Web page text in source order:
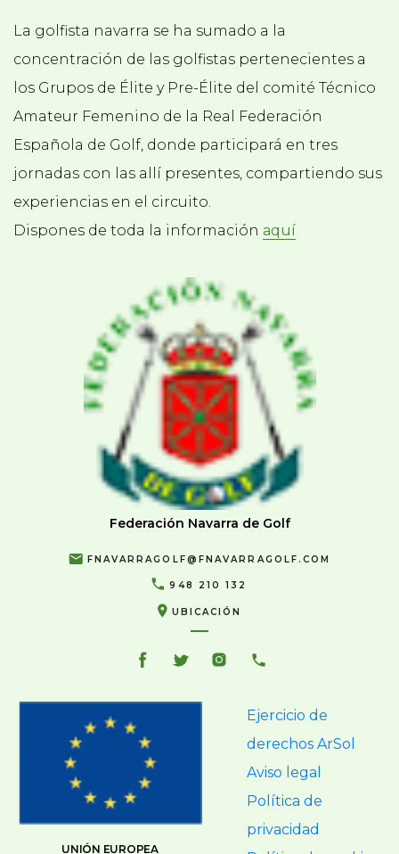
La golfista navarra se ha sumado a la
concentración de las golfistas pertenecientes a
los Grupos de Élite y Pre-Élite del comité Técnico
Amateur Femenino de la Real Federación
Española de Golf, donde participará en tres
jornadas con las allí presentes, compartiendo sus
experiencias en el circuito.
Dispones de toda la información aquí
Federación Navarra de Golf
FNAVARRAGOLF@FNAVARRAGOLF.COM
948 210 132
UBICACIÓN
UNIÓN EUROPEA
Ejercicio de
derechos ArSol
Aviso legal
Política de
privacidad